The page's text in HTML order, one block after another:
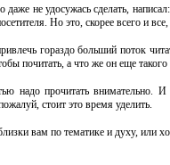
даже не удосужась сделать,
Но это, скорее всего и
гораздо больший поток
почитать, а что же он еще
надо прочитать
стоит это время уделить.
вам по тематике и духу,